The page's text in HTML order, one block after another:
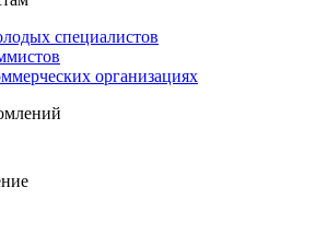
специалистов
организациях